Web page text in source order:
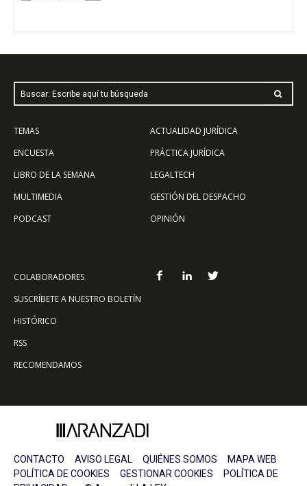
Buscar: Escribe aquí tu búsqueda
TEMAS
ENCUESTA
LIBRO DE LA SEMANA
MULTIMEDIA
PODCAST
ACTUALIDAD JURÍDICA
PRÁCTICA JURÍDICA
LEGALTECH
GESTIÓN DEL DESPACHO
OPINIÓN
COLABORADORES
SUSCRÍBETE A NUESTRO BOLETÍN
HISTÓRICO
RSS
RECOMENDAMOS
CONTACTO AVISO LEGAL QUIÉNES SOMOS
MAPA WEB
POLÍTICA DE COOKIES
GESTIONAR COOKIES
POLÍTICA DE